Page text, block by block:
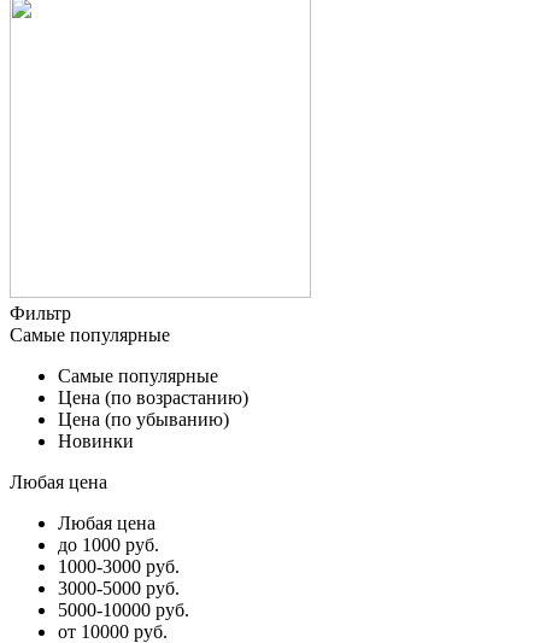
Фильтр
Самые популярные
Самые популярные
Цена (по возрастанию)
Цена (по убыванию)
Новинки
Любая цена
Любая цена
до 1000 руб.
1000-3000 руб.
3000-5000 руб.
5000-10000 руб.
от 10000 руб.